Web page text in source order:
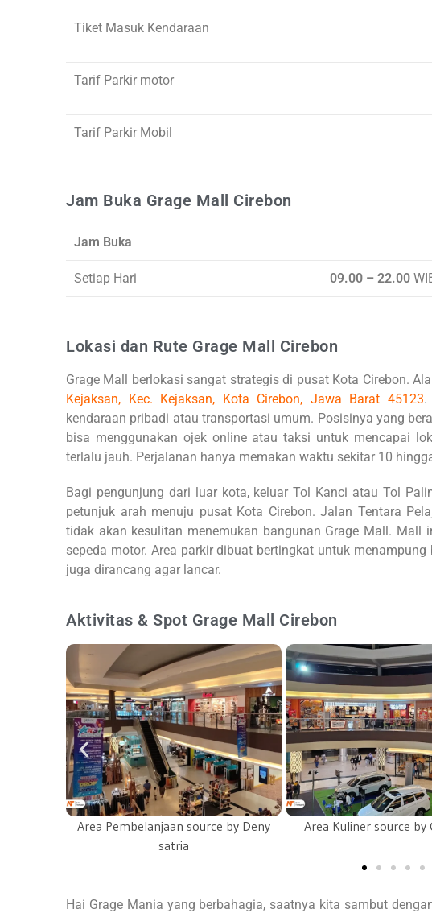
Tiket Masuk Kendaraan
Tarif Parkir motor
Tarif Parkir Mobil
Jam Buka Grage Mall Cirebon
Jam Buka
Setiap Hari 09.00 – 22.00
Lokasi dan Rute Grage Mall Cirebon
Grage Mall berlokasi sangat strategis di pusat Kota Cirebon.
Kejaksan, Kec. Kejaksan, Kota Cirebon, Jawa Barat 45123.
kendaraan pribadi atau transportasi umum. Posisinya yang
bisa menggunakan ojek online atau taksi untuk mencapai
terlalu jauh. Perjalanan hanya memakan waktu sekitar 10
Bagi pengunjung dari luar kota, keluar Tol Kanci atau Tol
petunjuk arah menuju pusat Kota Cirebon. Jalan Tentara
tidak akan kesulitan menemukan bangunan Grage Mall.
sepeda motor. Area parkir dibuat bertingkat untuk
juga dirancang agar lancar.
Aktivitas & Spot Grage Mall Cirebon
Area Kuliner source by Cristo lim
Pintu masuk source by
Hai Grage Mania yang berbahagia, saatnya kita sambut